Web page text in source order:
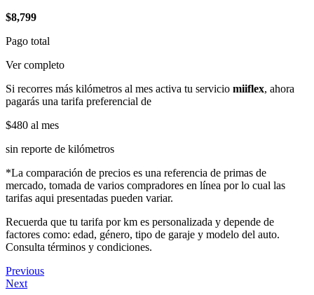
$8,799
Pago total
Ver completo
Si recorres más kilómetros al mes activa tu servicio miiflex, ahora
pagarás una tarifa preferencial de
$480 al mes
sin reporte de kilómetros
*La comparación de precios es una referencia de primas de
mercado, tomada de varios compradores en línea por lo cual las
tarifas aqui presentadas pueden variar.
Recuerda que tu tarifa por km es personalizada y depende de
factores como: edad, género, tipo de garaje y modelo del auto.
Consulta términos y condiciones.
Previous
Next